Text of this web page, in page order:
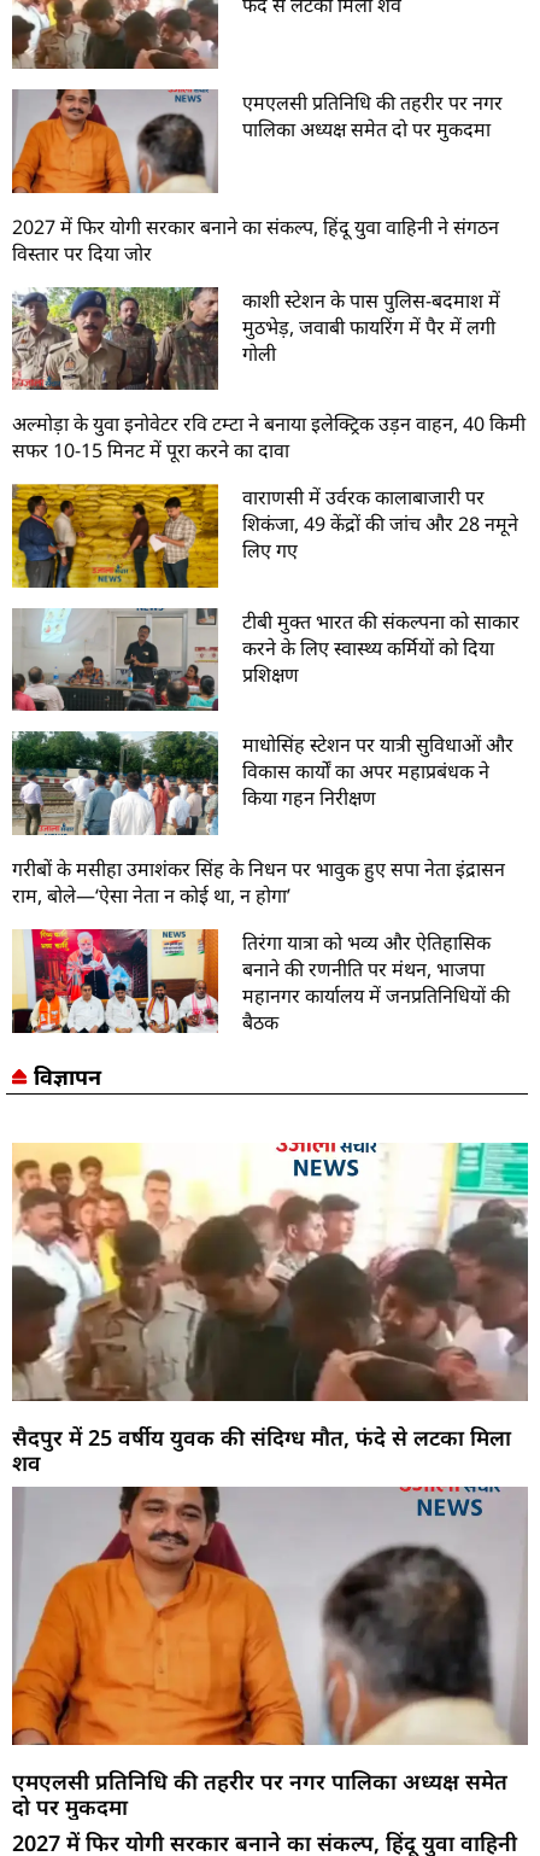
फंदे से लटका मिला शव
एमएलसी प्रतिनिधि की तहरीर पर नगर
पालिका अध्यक्ष समेत दो पर मुकदमा
2027 में फिर योगी सरकार बनाने का संकल्प, हिंदू युवा वाहिनी ने संगठन
विस्तार पर दिया जोर
काशी स्टेशन के पास पुलिस-बदमाश में
मुठभेड़, जवाबी फायरिंग में पैर में लगी
गोली
अल्मोड़ा के युवा इनोवेटर रवि टम्टा ने बनाया इलेक्ट्रिक उड़न वाहन, 40 किमी
सफर 10-15 मिनट में पूरा करने का दावा
वाराणसी में उर्वरक कालाबाजारी पर
शिकंजा, 49 केंद्रों की जांच और 28 नमूने
लिए गए
टीबी मुक्त भारत की संकल्पना को साकार
करने के लिए स्वास्थ्य कर्मियों को दिया
प्रशिक्षण
माधोसिंह स्टेशन पर यात्री सुविधाओं और
विकास कार्यों का अपर महाप्रबंधक ने
किया गहन निरीक्षण
गरीबों के मसीहा उमाशंकर सिंह के निधन पर भावुक हुए सपा नेता इंद्रासन
राम, बोले—‘ऐसा नेता न कोई था, न होगा’
तिरंगा यात्रा को भव्य और ऐतिहासिक
बनाने की रणनीति पर मंथन, भाजपा
महानगर कार्यालय में जनप्रतिनिधियों की
बैठक
विज्ञापन
सैदपुर में 25 वर्षीय युवक की संदिग्ध मौत, फंदे से लटका मिला
शव
एमएलसी प्रतिनिधि की तहरीर पर नगर पालिका अध्यक्ष समेत
दो पर मुकदमा
2027 में फिर योगी सरकार बनाने का संकल्प, हिंदू युवा वाहिनी